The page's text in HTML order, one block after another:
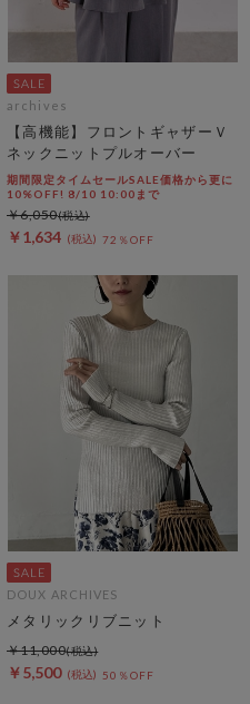
archives
【高機能】フロントギャザーＶ
ネックニットプルオーバー
期間限定タイムセールSALE価格から更に
10%OFF! 8/10 10:00まで
￥1,634 72％OFF
￥6,050
DOUX ARCHIVES
メタリックリブニット
￥5,500 50％OFF
￥11,000